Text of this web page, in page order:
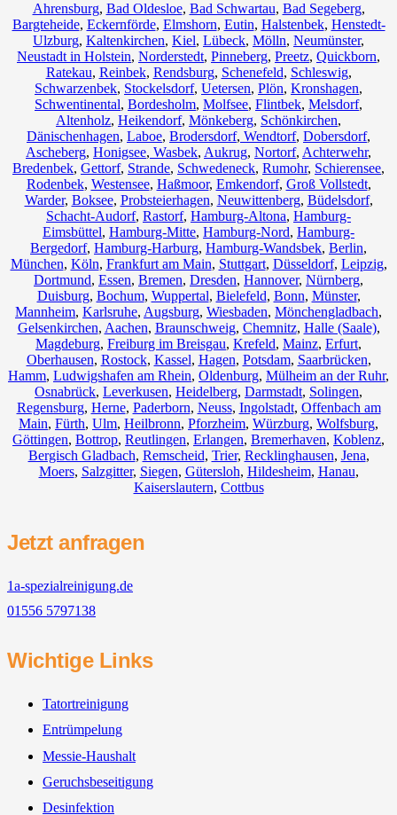
Ahrensburg, Bad Oldesloe, Bad Schwartau, Bad Segeberg,
Bargteheide, Eckernförde, Elmshorn, Eutin, Halstenbek, Henstedt-
Ulzburg, Kaltenkirchen, Kiel, Lübeck, Mölln, Neumünster,
Neustadt in Holstein, Norderstedt, Pinneberg, Preetz, Quickborn,
Ratekau, Reinbek, Rendsburg, Schenefeld, Schleswig,
Schwarzenbek, Stockelsdorf, Uetersen, Plön, Kronshagen,
Schwentinental, Bordesholm, Molfsee, Flintbek, Melsdorf,
Altenholz, Heikendorf, Mönkeberg, Schönkirchen,
Dänischenhagen, Laboe, Brodersdorf, Wendtorf, Dobersdorf,
Ascheberg, Honigsee, Wasbek, Aukrug, Nortorf, Achterwehr,
Bredenbek, Gettorf, Strande, Schwedeneck, Rumohr, Schierensee,
Rodenbek, Westensee, Haßmoor, Emkendorf, Groß Vollstedt,
Warder, Boksee, Probsteierhagen, Neuwittenberg, Büdelsdorf,
Schacht-Audorf, Rastorf, Hamburg-Altona, Hamburg-
Eimsbüttel, Hamburg-Mitte, Hamburg-Nord, Hamburg-
Bergedorf, Hamburg-Harburg, Hamburg-Wandsbek, Berlin,
München, Köln, Frankfurt am Main, Stuttgart, Düsseldorf, Leipzig,
Dortmund, Essen, Bremen, Dresden, Hannover, Nürnberg,
Duisburg, Bochum, Wuppertal, Bielefeld, Bonn, Münster,
Mannheim, Karlsruhe, Augsburg, Wiesbaden, Mönchengladbach,
Gelsenkirchen, Aachen, Braunschweig, Chemnitz⁠, Halle (Saale),
Magdeburg, Freiburg im Breisgau, Krefeld, Mainz, Erfurt,
Oberhausen, Rostock, Kassel, Hagen, Potsdam, Saarbrücken,
Hamm, Ludwigshafen am Rhein, Oldenburg, Mülheim an der Ruhr,
Osnabrück, Leverkusen, Heidelberg, Darmstadt, Solingen,
Regensburg, Herne, Paderborn, Neuss, Ingolstadt, Offenbach am
Main, Fürth, Ulm, Heilbronn, Pforzheim, Würzburg, Wolfsburg,
Göttingen, Bottrop, Reutlingen, Erlangen, Bremerhaven, Koblenz,
Bergisch Gladbach, Remscheid, Trier, Recklinghausen, Jena,
Moers, Salzgitter, Siegen, Gütersloh, Hildesheim, Hanau,
Kaiserslautern, Cottbus
Jetzt anfragen
1a-spezialreinigung.de
01556 5797138
Wichtige Links
Tatortreinigung
Entrümpelung
Messie-Haushalt
Geruchsbeseitigung
Desinfektion